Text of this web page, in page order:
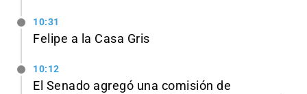
10:31
Felipe a la Casa Gris
10:12
El Senado agregó una comisión de